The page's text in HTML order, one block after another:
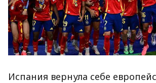
Испания вернула себе